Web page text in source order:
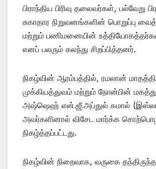
பிராந்திய பிரிவு தலைவர்கள், பல்வேறு
சுகாதார நிறுவனங்களின் பொறுப்பு
மற்றும் பணிமனையின்
எனப் பலரும் கலந்து சிறப்பித்தனர்.
நிகழ்வின் ஆரம்பத்தில், ரமலான்
முக்கியத்துவம் மற்றும் நோன்பின்
அஷ்ஷெஹ் என்.ஜீ.அப்துல் கமால்
அவர்களினால் விசேட மார்க்க
நிகழ்த்தப்பட்டது.
நிகழ்வின் நிறைவாக, வருகை தந்திருந்த